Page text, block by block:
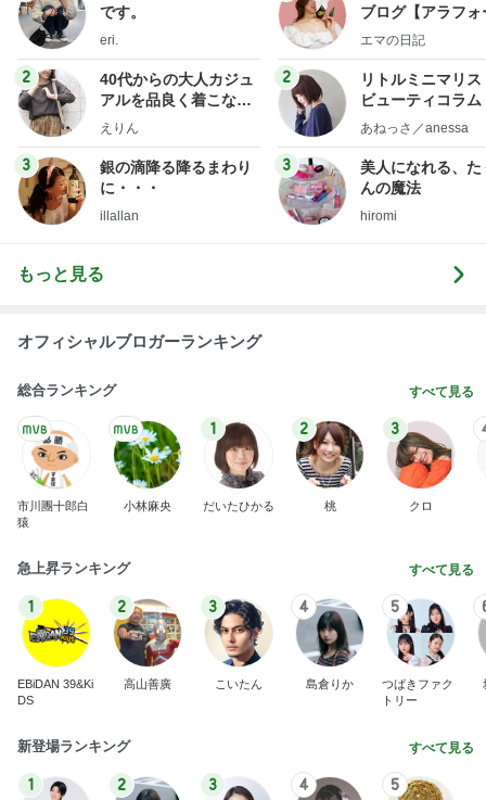
です。
eri.
2
40代からの大人カジュ
アルを品良く着こなす
ファッションブログ
えりん
3
銀の滴降る降るまわり
に・・・
illallan
ブログ【アラフォ
社売却セカンドラ
エマの日記
2
リトルミニマリス
ビューティコラ
little
あねっさ／anessa
3
美人になれる、た
んの魔法
hiromi
もっと見る
オフィシャルブロガーランキング
総合ランキング すべて見る
市川團十郎白
猿
小林麻央
1
だいたひかる
2
桃
3
クロ
急上昇ランキング すべて見る
1
EBiDAN 39&Ki
DS
2
高山善廣
3
こいたん
4
島倉りか
5
つばきファク
トリー
新登場ランキング すべて見る
1 2 3 4 5